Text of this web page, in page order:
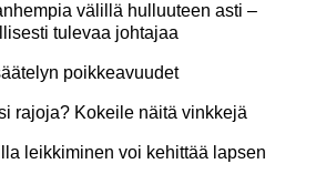
välillä hulluuteen asti –
tulevaa johtajaa
poikkeavuudet
rajoja? Kokeile näitä vinkkejä
leikkiminen voi kehittää lapsen